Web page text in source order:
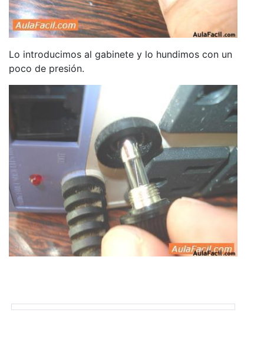
Lo introducimos al gabinete y lo hundimos con un
poco de presión.